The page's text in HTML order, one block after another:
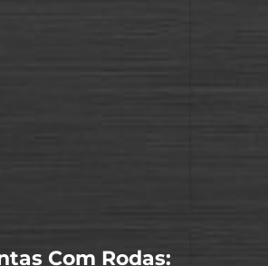
e de maneira
ambiente de
Com Rodas: